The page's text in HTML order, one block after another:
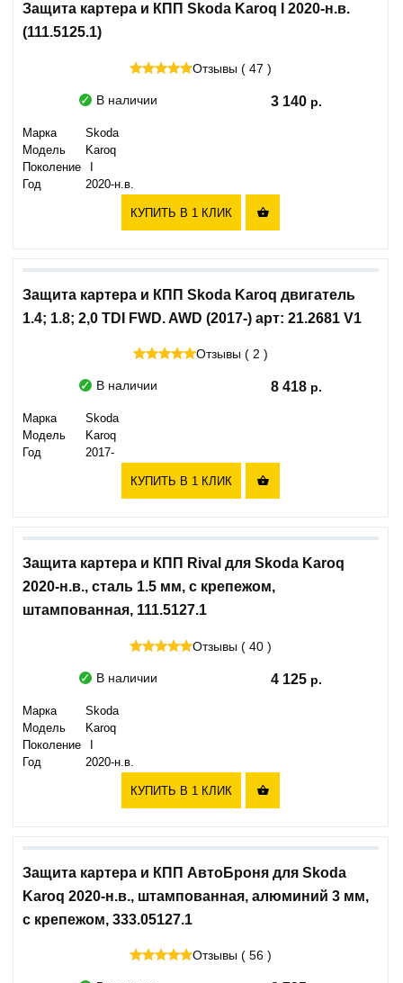
Защита картера и КПП Skoda Karoq I 2020-н.в.
(111.5125.1)
Отзывы ( 47 )
В наличии 3 140
Марка
Skoda
Модель
Karoq
Поколение
Год
2020-н.в.
КУПИТЬ В 1 КЛИК 
Защита картера и КПП Skoda Karoq двигатель
1.4; 1.8; 2,0 TDI FWD. AWD (2017-) арт: 21.2681 V1
Отзывы ( 2 )
В наличии 8 418
Марка
Skoda
Модель
Karoq
Год
2017-
КУПИТЬ В 1 КЛИК 
Защита картера и КПП Rival для Skoda Karoq
2020-н.в., сталь 1.5 мм, с крепежом,
штампованная, 111.5127.1
Отзывы ( 40 )
В наличии 4 125
Марка
Skoda
Модель
Karoq
Поколение
Год
2020-н.в.
КУПИТЬ В 1 КЛИК 
Защита картера и КПП АвтоБроня для Skoda
Karoq 2020-н.в., штампованная, алюминий 3 мм,
с крепежом, 333.05127.1
Отзывы ( 56 )